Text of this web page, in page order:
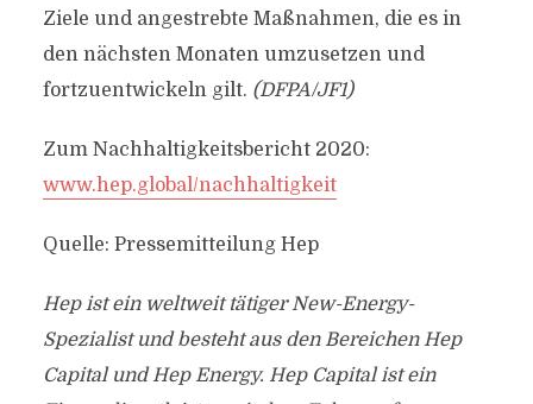
Ziele und angestrebte Maßnahmen, die es in
den nächsten Monaten umzusetzen und
fortzuentwickeln gilt. (DFPA/JF1)
Zum Nachhaltigkeitsbericht 2020:
www.hep.global/nachhaltigkeit
Quelle: Pressemitteilung Hep
Hep ist ein weltweit tätiger New-Energy-
Spezialist und besteht aus den Bereichen Hep
Capital und Hep Energy. Hep Capital ist ein